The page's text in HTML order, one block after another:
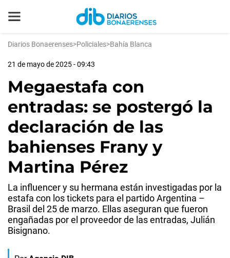
Diarios Bonaerenses>Policiales>Bahía Blanca
21 de mayo de 2025 - 09:43
Megaestafa con
entradas: se postergó la
declaración de las
bahienses Frany y
Martina Pérez
La influencer y su hermana están investigadas por la
estafa con los tickets para el partido Argentina –
Brasil del 25 de marzo. Ellas aseguran que fueron
engañadas por el proveedor de las entradas, Julián
Bisignano.